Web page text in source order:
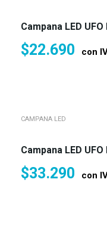
Campana LED
$22.690 con
CAMPANA LED
Campana LED
$33.290 con